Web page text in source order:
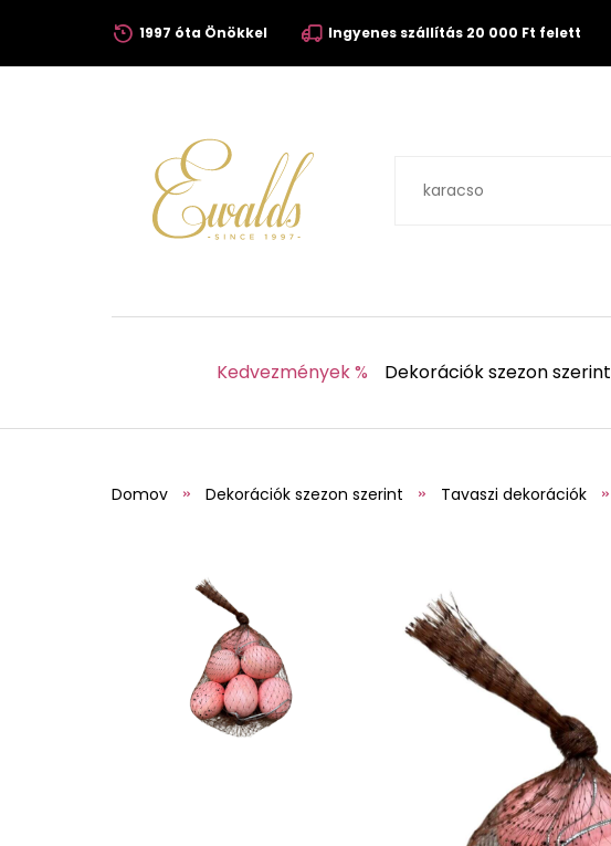
1997 óta Önökkel Ingyenes szállítás 20 000 Ft felett
Kedvezmények % Dekorációk szezon szerint
Domov Dekorációk szezon szerint Tavaszi dekorációk